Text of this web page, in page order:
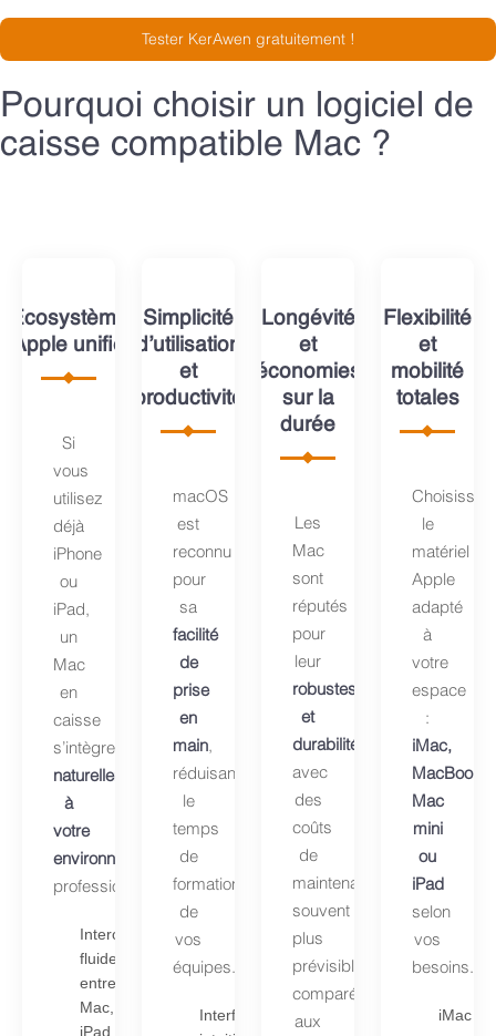
Tester KerAwen gratuitement !
Pourquoi choisir un logiciel de
caisse compatible Mac ?
Écosystème
Apple unifié
Si
vous
utilisez
déjà
iPhone
ou
iPad,
un
Mac
en
caisse
s’intègre
naturellement
à
votre
environnement
professionnel.
Interopérabilité
fluide
entre
Mac,
iPad
Simplicité
d’utilisation
et
productivité
macOS
est
reconnu
pour
sa
facilité
de
prise
en
main,
réduisant
le
temps
de
formation
de
vos
équipes.
Interface
Longévité
et
économies
sur la
durée
Les
Mac
sont
réputés
pour
leur
robustesse
et
durabilité
avec
des
coûts
de
maintenance
souvent
plus
prévisibles
comparé
aux
Flexibilité
et
mobilité
totales
Choisissez
le
matériel
Apple
adapté
à
votre
espace
:
iMac,
MacBook,
Mac
mini
ou
iPad
selon
vos
besoins.
iMac